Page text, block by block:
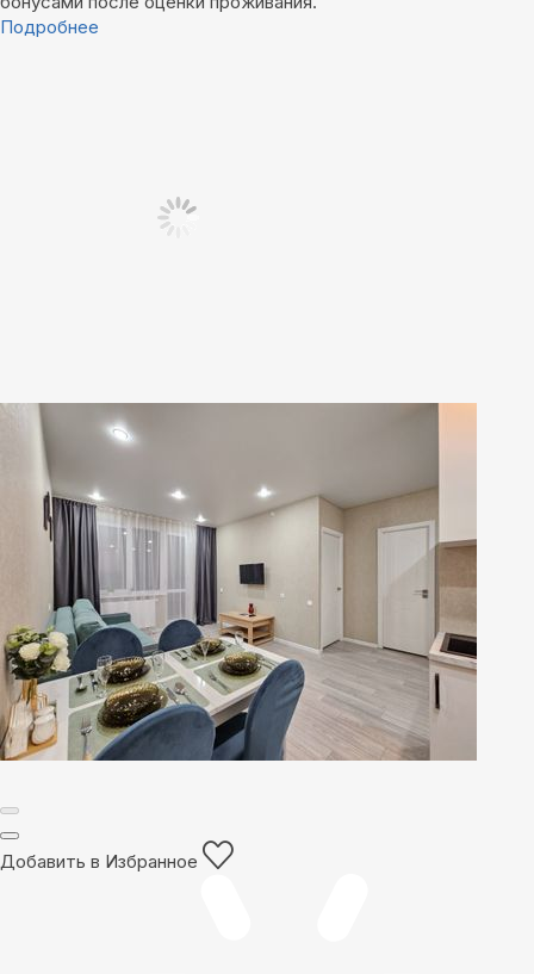
Подробнее
Добавить в Избранное